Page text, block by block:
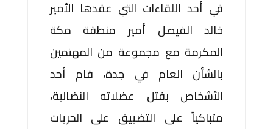
في أحد اللقاءات التي عقدها الأمير
خالد الفيصل أمير منطقة مكة
المكرمة مع مجموعة من المهتمين
بالشأن العام في جدة، قام أحد
الأشخاص بفتل عضلاته النضالية،
متباكياً على التضييق على الحريات